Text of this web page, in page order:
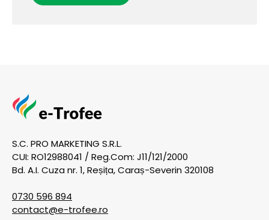
S.C. PRO MARKETING S.R.L.
CUI: RO12988041 / Reg.Com: J11/121/2000
Bd. A.I. Cuza nr. 1, Reșița, Caraș-Severin 320108
0730 596 894
contact@e-trofee.ro